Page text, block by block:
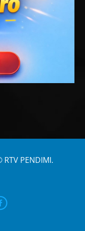
PENDIMI.